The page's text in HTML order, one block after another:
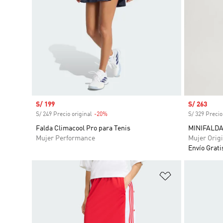
Precio de venta
S/ 199
S/ 249 Precio original -20%
Falda Climacool Pro para Tenis
Mujer Performance
Precio de
S/ 263
S/ 329
Mujer
Envío
Añadir a la